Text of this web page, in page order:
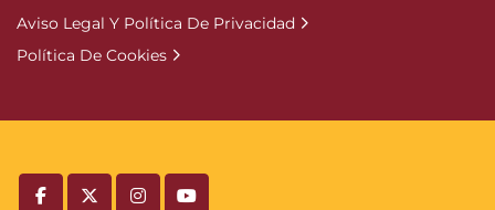
Aviso Legal Y Política De Privacidad
Política De Cookies